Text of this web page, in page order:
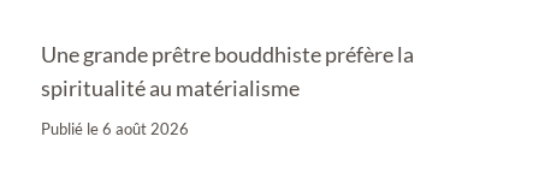
Une grande prêtre bouddhiste préfère la
spiritualité au matérialisme
Publié le6 août 2026